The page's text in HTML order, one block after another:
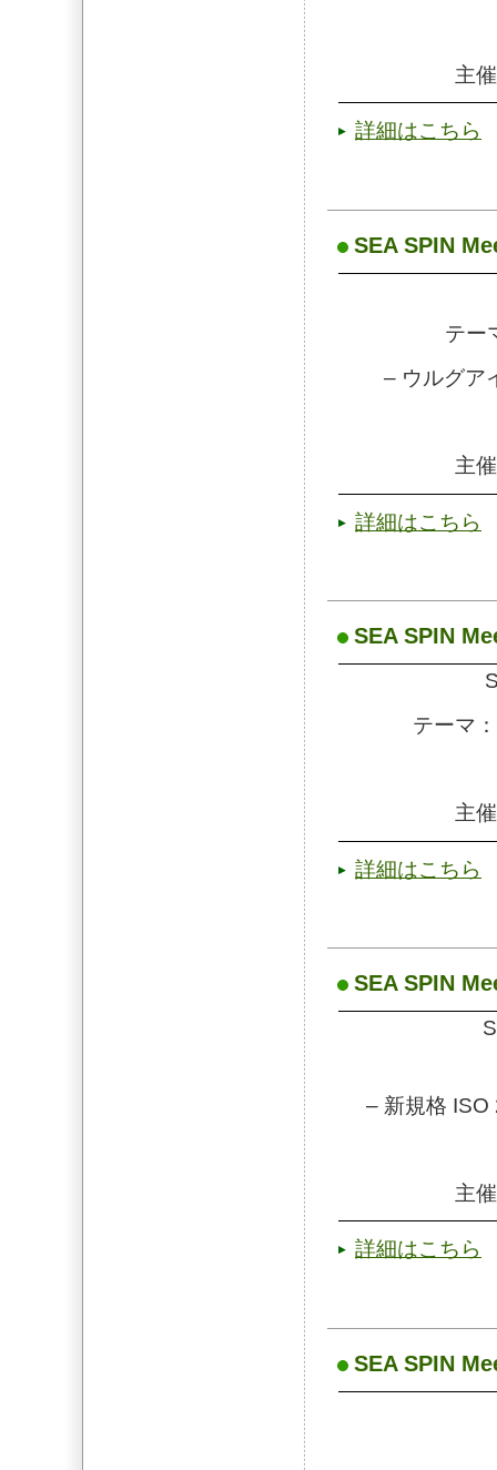
主
詳細はこちら
SEA SPIN
テー
– ウルグア
主
詳細はこちら
SEA SPIN
テーマ
主
詳細はこちら
SEA SPIN
– 新規格 ISO
主
詳細はこちら
SEA SPIN